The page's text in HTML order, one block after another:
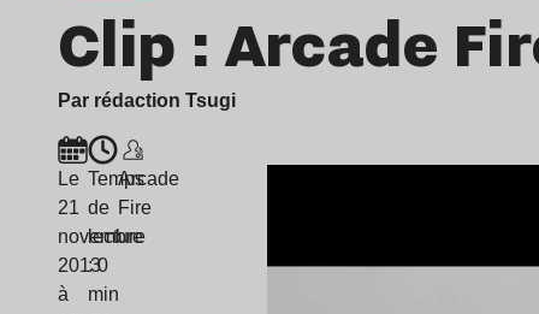
Clip : Arcade
Par rédaction Tsugi
Le
21
novembre
2013
à
Temps
de
lecture
: 0
min
Arcade
Fire